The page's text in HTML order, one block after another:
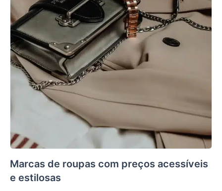
Marcas de roupas com preços acessíveis
e estilosas